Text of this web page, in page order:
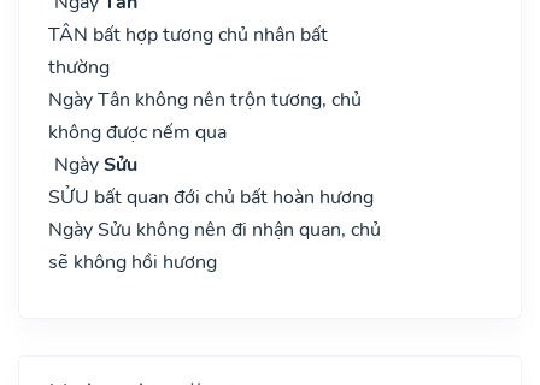
TÂN bất hợp tương chủ nhân bất
thường
Ngày Tân không nên trộn tương, chủ
không được nếm qua
NgàySửu
SỬU bất quan đới chủ bất hoàn hương
Ngày Sửu không nên đi nhận quan, chủ
sẽ không hồi hương